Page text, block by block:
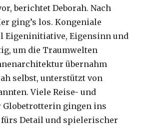
berichtet Deborah. Nach
ging’s los. Kongeniale
Eigeninitiative, Eigensinn und
um die Traumwelten
übernahm
selbst, unterstützt von
Viele Reise- und
Globetrotterin gingen ins
fürs Detail und spielerischer